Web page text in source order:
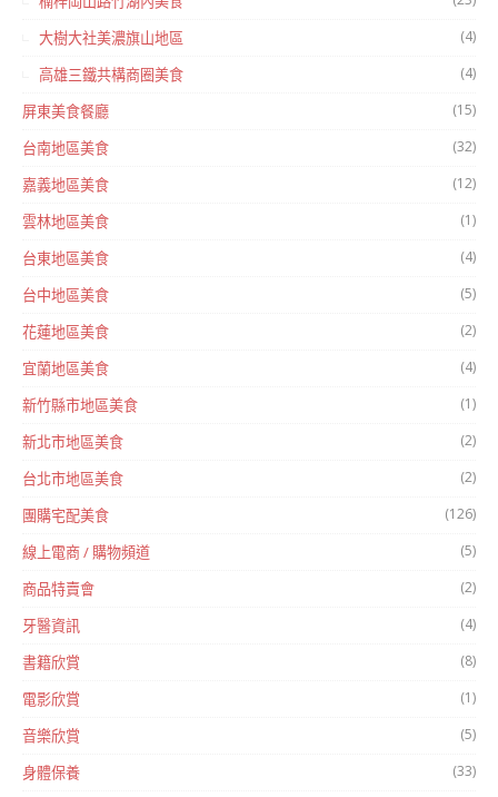
大樹大社美濃旗山地區 (4)
高雄三鐵共構商圈美食 (4)
屏東美食餐廳 (15)
台南地區美食 (32)
嘉義地區美食 (12)
雲林地區美食 (1)
台東地區美食 (4)
台中地區美食 (5)
花蓮地區美食 (2)
宜蘭地區美食 (4)
新竹縣市地區美食 (1)
新北市地區美食 (2)
台北市地區美食 (2)
團購宅配美食 (126)
線上電商 / 購物頻道 (5)
商品特賣會 (2)
牙醫資訊 (4)
書籍欣賞 (8)
電影欣賞 (1)
音樂欣賞 (5)
身體保養 (33)